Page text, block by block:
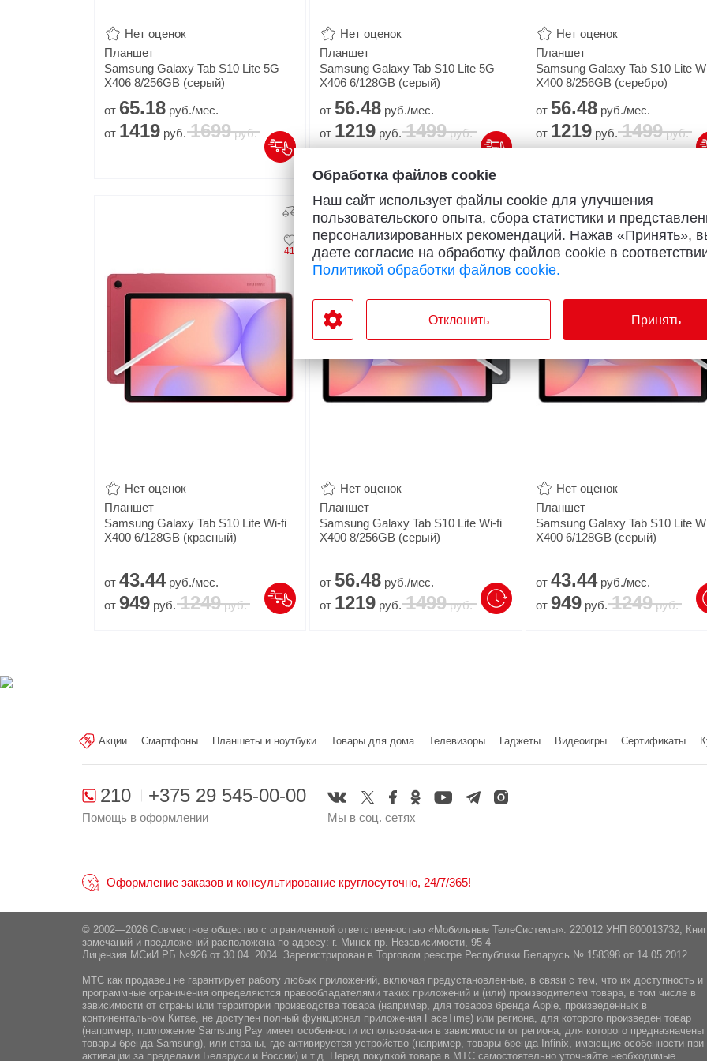
Вакансии
Нет оценок
Планшет
Samsung Galaxy Tab S10 Lite 5G
X406 8/256GB (серый)
от 65.18 руб./мес.
от 1419 руб. 1699руб.
Нет оценок
Планшет
Samsung Galaxy Tab S10 Lite 5G
X406 6/128GB (серый)
от56.48 руб./мес.
от 1219 руб. 1499руб.
Нет оценок
Планшет
Samsung Galaxy Tab S10 Lite
X400 8/256GB (серебро)
от 56.48руб./мес.
от 1219руб. 1499руб.
41
Нет оценок
Планшет
Samsung Galaxy Tab S10 Lite Wi-fi
X400 6/128GB (красный)
от 43.44руб./мес.
от 949 руб. 1249руб.
37
Нет оценок
Планшет
Samsung Galaxy Tab S10 Lite Wi-fi
X400 8/256GB (серый)
от56.48 руб./мес.
от 1219 руб. 1499руб.
Ждем поступления
Нет оценок
Планшет
Samsung Galaxy Tab S10 Lite
X400 6/128GB (серый)
от 43.44руб./мес.
от 949руб. 1249руб.
Ждем поступления
Акции Смартфоны Планшеты и ноутбуки Товары для дома Телевизоры Гаджеты Видеоигры Cертификаты
210 +375 29 545-00-00
Помощь в оформлении Мы в соц. сетях
Оформление заказов и консультирование круглосуточно, 24/7/365!
© 2002—2026 Совместное общество с ограниченной ответственностью «Мобильные ТелеСистемы». 220012 УНП 800013732,
замечаний и предложений расположена по адресу: г. Минск пр. Независимости, 95-4
Лицензия МСиИ РБ №926 от 30.04 .2004. Зарегистрирован в Торговом реестре Республики Беларусь № 158398 от 14.05.2012
МТС как продавец не гарантирует работу любых приложений, включая предустановленные, в связи с тем, что их доступность и
программные ограничения определяются правообладателями таких приложений и (или) производителем товара, в том числе в
зависимости от страны или территории производства товара (например, для товаров бренда Apple, произведенных в
континентальном Китае, не доступен полный функционал приложения FaceTime) или региона, для которого произведен товар
(например, приложение Samsung Pay имеет особенности использования в зависимости от региона, для которого предназначены
товары бренда Samsung), или страны, где активируется устройство (например, товары бренда Infiniх, имеющие особенности при
активации за пределами Беларуси и России) и т.д. Перед покупкой товара в МТС самостоятельно уточняйте необходимые
Обработка файлов cookie
Наш сайт использует файлы cookie для улучшения
пользовательского опыта, сбора статистики и
персонализированных рекомендаций. Нажав «Принять»,
даете согласие на обработку файлов cookie в
Политикой обработки файлов cookie.
Отклонить Принять